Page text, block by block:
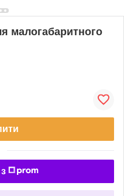
малогабаритного